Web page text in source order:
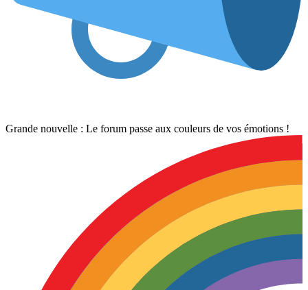
Grande nouvelle : Le forum passe aux couleurs de vos émotions !